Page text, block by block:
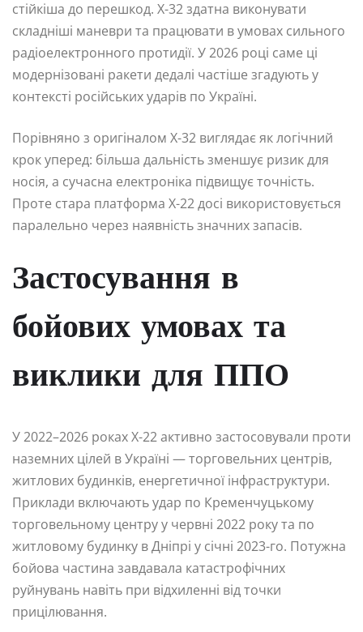
стійкіша до перешкод. Х-32 здатна виконувати
складніші маневри та працювати в умовах сильного
радіоелектронного протидії. У 2026 році саме ці
модернізовані ракети дедалі частіше згадують у
контексті російських ударів по Україні.
Порівняно з оригіналом Х-32 виглядає як логічний
крок уперед: більша дальність зменшує ризик для
носія, а сучасна електроніка підвищує точність.
Проте стара платформа Х-22 досі використовується
паралельно через наявність значних запасів.
Застосування в
бойових умовах та
виклики для ППО
У 2022–2026 роках Х-22 активно застосовували проти
наземних цілей в Україні — торговельних центрів,
житлових будинків, енергетичної інфраструктури.
Приклади включають удар по Кременчуцькому
торговельному центру у червні 2022 року та по
житловому будинку в Дніпрі у січні 2023-го. Потужна
бойова частина завдавала катастрофічних
руйнувань навіть при відхиленні від точки
прицілювання.